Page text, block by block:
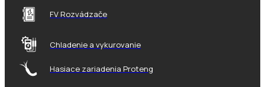
FV Rozvádzače
Chladenie a vykurovanie
Hasiace zariadenia Proteng